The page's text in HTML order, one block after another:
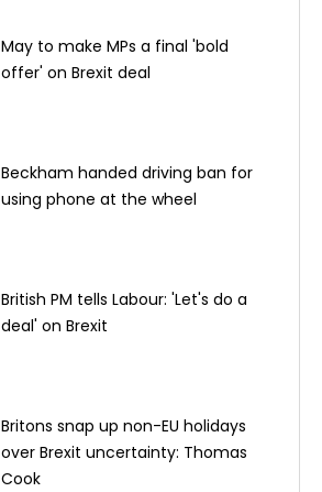
May to make MPs a final 'bold
offer' on Brexit deal
Beckham handed driving ban for
using phone at the wheel
British PM tells Labour: 'Let's do a
deal' on Brexit
Britons snap up non-EU holidays
over Brexit uncertainty: Thomas
Cook